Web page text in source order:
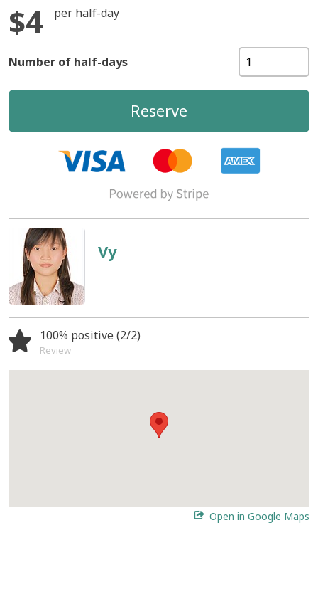
$4 per half-day
Number of half-days
Reserve
Vy
100% positive (2/2)
Review
Open in Google Maps